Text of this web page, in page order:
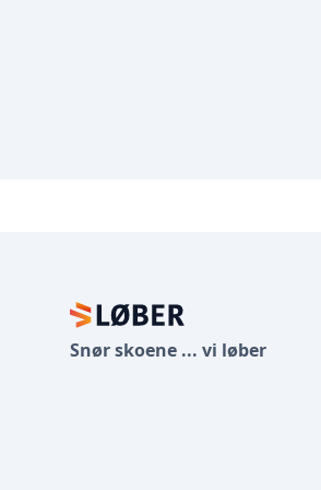
Snør skoene ... vi løber